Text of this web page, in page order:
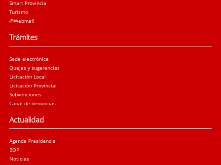
Smart Provincia
Turismo
@Webmail
Trámites
Sede electrónica
Quejas y sugerencias
Licitación Local
Licitación Provincial
Subvenciones
Canal de denuncias
Actualidad
Agenda Presidencia
BOP
Noticias